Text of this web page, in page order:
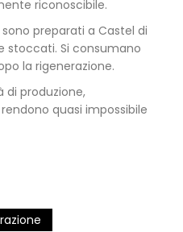
riconoscibile.
sono preparati a Castel di
stoccati. Si consumano
la rigenerazione.
di produzione,
quasi impossibile